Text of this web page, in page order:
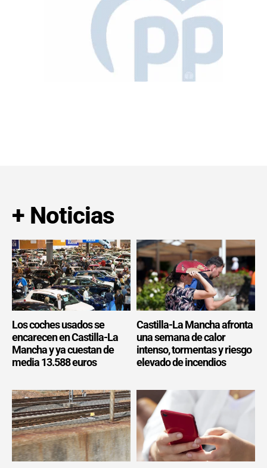
+ Noticias
Los coches usados se
encarecen en Castilla-La
Mancha y ya cuestan de
media 13.588 euros
Castilla-La Mancha afronta
una semana de calor
intenso, tormentas y riesgo
elevado de incendios